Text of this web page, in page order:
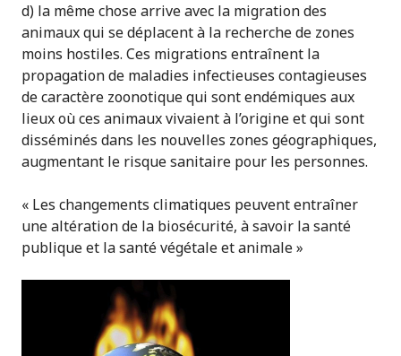
d) la même chose arrive avec la migration des
animaux qui se déplacent à la recherche de zones
moins hostiles. Ces migrations entraînent la
propagation de maladies infectieuses contagieuses
de caractère zoonotique qui sont endémiques aux
lieux où ces animaux vivaient à l’origine et qui sont
disséminés dans les nouvelles zones géographiques,
augmentant le risque sanitaire pour les personnes.
« Les changements climatiques peuvent entraîner
une altération de la biosécurité, à savoir la santé
publique et la santé végétale et animale »